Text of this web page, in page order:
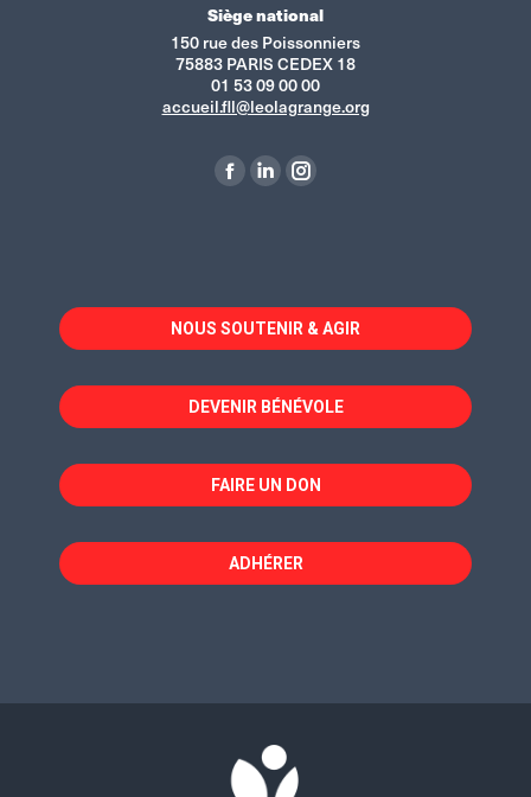
Siège national
150 rue des Poissonniers
75883 PARIS CEDEX 18
01 53 09 00 00
accueil.fll@leolagrange.org
La
dans
une
fenêtre
La
dans
une
fenêtre
La
dans
une
fenêtre
NOUS SOUTENIR & AGIR
DEVENIR BÉNÉVOLE
FAIRE UN DON
ADHÉRER